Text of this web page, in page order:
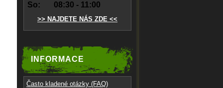
So:
08:30 - 11:00
>> NAJDETE NÁS ZDE <<
INFORMACE
Často kladené otázky (FAQ)